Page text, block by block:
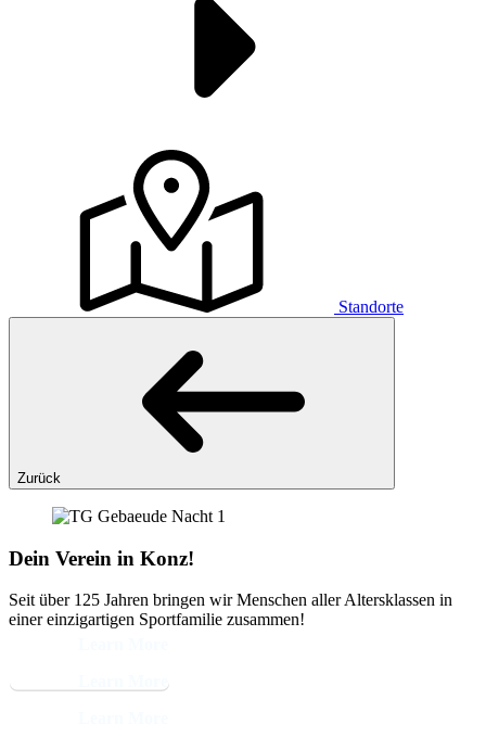
Standorte
Zurück
Dein Verein in Konz!
Seit über 125 Jahren bringen wir Menschen aller Altersklassen in
einer einzigartigen Sportfamilie zusammen!